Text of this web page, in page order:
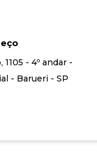
- 4º andar -
- Barueri - SP